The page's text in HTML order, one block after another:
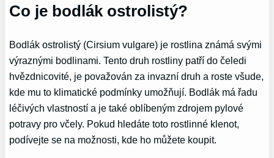
Co je bodlák ostrolistý?
Bodlák ostrolistý (Cirsium vulgare) je rostlina známá svými
výraznými bodlinami. Tento druh rostliny patří do čeledi
hvězdnicovité, je považován za invazní druh a roste všude,
kde mu to klimatické podmínky umožňují. Bodlák má řadu
léčivých vlastností a je také oblíbeným zdrojem pylové
potravy pro včely. Pokud hledáte toto rostlinné klenot,
podívejte se na možnosti, kde ho můžete koupit.